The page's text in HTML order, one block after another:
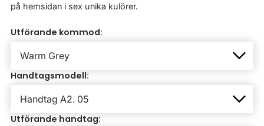
på hemsidan i sex unika kulörer.
Utförande kommod:
Handtagsmodell:
Utförande handtag: